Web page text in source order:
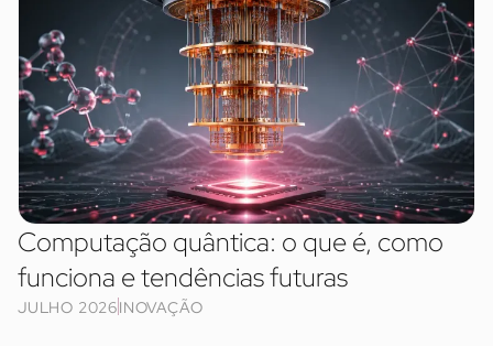
Computação quântica: o que é, como
funciona e tendências futuras
JULHO 2026INOVAÇÃO